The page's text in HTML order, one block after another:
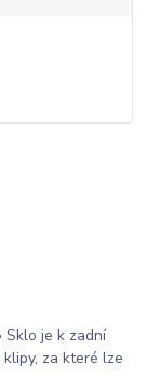
Sklo je k zadní
za které lze